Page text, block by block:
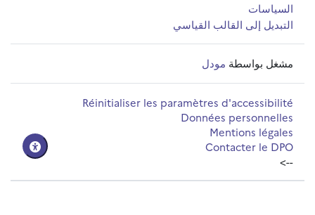
السياسات
التبديل إلى القالب القياسي
مشغل بواسطة مودل
Réinitialiser les paramètres d'accessibilité
Données personnelles
Mentions légales
Contacter le DPO
-->